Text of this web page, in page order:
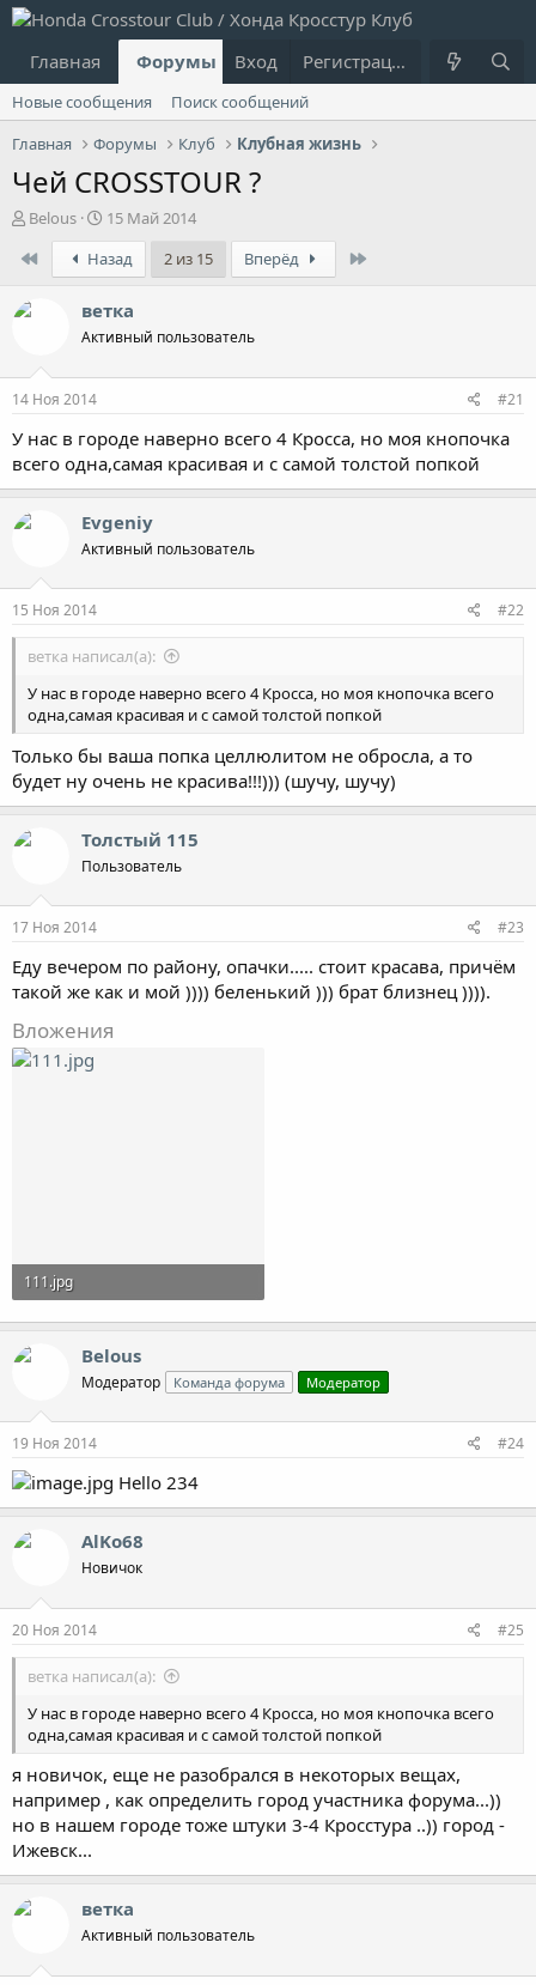
Главная Форумы Что нового?
Вход Регистрация
Новые сообщения
Поиск сообщений
Главная
Форумы Клуб Клубная жизнь
Чей CROSSTOUR ?
А
т
р
т
ы
Belous
Д
а
т
а
н
а
ч
15 Май 2014
Назад 2 из 15 Вперёд
ветка
Активный пользователь
14 Ноя 2014 #21
У нас в городе наверно всего 4 Кросса, но моя кнопочка
всего одна,самая красивая и с самой толстой попкой
Evgeniy
Активный пользователь
15 Ноя 2014 #22
ветка написал(а):
У нас в городе наверно всего 4 Кросса, но моя кнопочка всего
одна,самая красивая и с самой толстой попкой
Только бы ваша попка целлюлитом не обросла, а то
будет ну очень не красива!!!))) (шучу, шучу)
Толстый 115
Пользователь
17 Ноя 2014 #23
Еду вечером по району, опачки..... стоит красава, причём
такой же как и мой )))) беленький ))) брат близнец )))).
Вложения
111.jpg
119 KB · Просмотры: 674
Belous
Модератор Команда форума Модератор
19 Ноя 2014 #24
Hello 234
AlKo68
Новичок
20 Ноя 2014 #25
ветка написал(а):
У нас в городе наверно всего 4 Кросса, но моя кнопочка всего
одна,самая красивая и с самой толстой попкой
я новичок, еще не разобрался в некоторых вещах,
например , как определить город участника форума...))
но в нашем городе тоже штуки 3-4 Кросстура ..)) город -
Ижевск...
ветка
Активный пользователь